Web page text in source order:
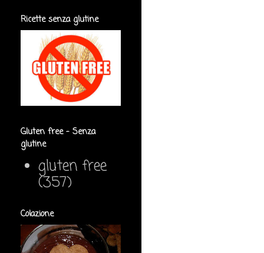
Ricette senza glutine
Gluten free - Senza
glutine
gluten free
(357)
Colazione